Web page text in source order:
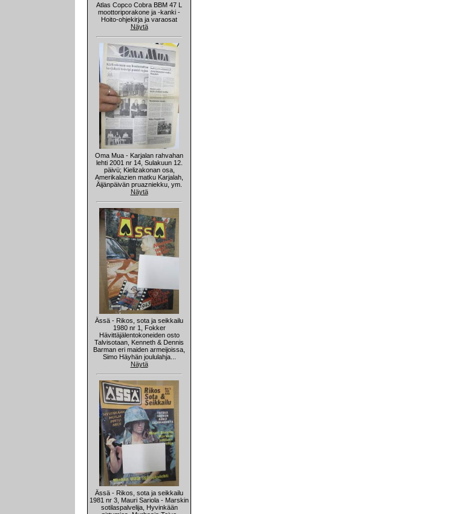
Atlas Copco Cobra BBM 47 L
moottoriporakone ja -kanki -
Hoito-ohjekirja ja varaosat
Näytä
Oma Mua - Karjalan rahvahan
lehti 2001 nr 14, Sulakuun 12.
päivü; Kielizakonan osa,
Amerikalazien matku Karjalah,
Äijänpäivän pruazniekku, ym.
Näytä
Ässä - Rikos, sota ja seikkailu
1980 nr 1, Fokker
Hävittäjälentokoneiden osto
Talvisotaan, Kenneth & Dennis
Barman eri maiden armeijoissa,
Simo Häyhän joululahja...
Näytä
Ässä - Rikos, sota ja seikkailu
1981 nr 3, Mauri Sariola - Marskin
sotilaspalvelija, Hyvinkään